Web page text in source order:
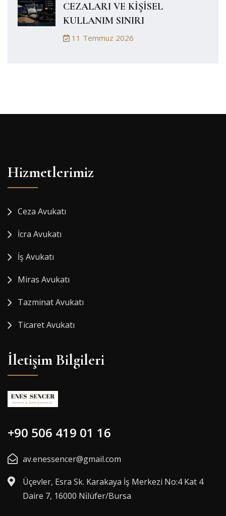
CEZALARI VE KİŞİSEL
KULLANIM SINIRI
11 Temmuz 2026
Hizmetlerimiz
Ceza Avukatı
İcra Avukatı
İş Avukatı
Miras Avukatı
Tazminat Avukatı
Ticaret Avukatı
İletişim Bilgileri
+90 506 419 01 16
av.enessencer@gmail.com
Üçevler, Esra Sk. Karakaya İş Merkezi No:4 Kat 4
Daire 7, 16000 Ni̇lüfer/Bursa